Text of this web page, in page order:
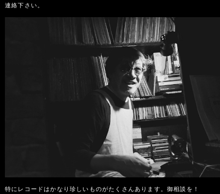
連絡下さい。
特にレコードはかなり珍しいものがたくさんあります。御相談を！